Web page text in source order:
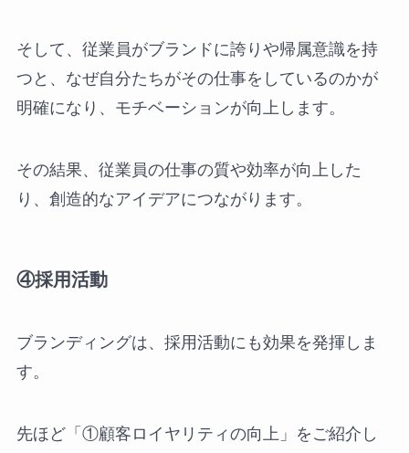
そして、従業員がブランドに誇りや帰属意識を持
つと、なぜ自分たちがその仕事をしているのかが
明確になり、モチベーションが向上します。
その結果、従業員の仕事の質や効率が向上した
り、創造的なアイデアにつながります。
④採用活動
ブランディングは、採用活動にも効果を発揮しま
す。
先ほど「①顧客ロイヤリティの向上」をご紹介し